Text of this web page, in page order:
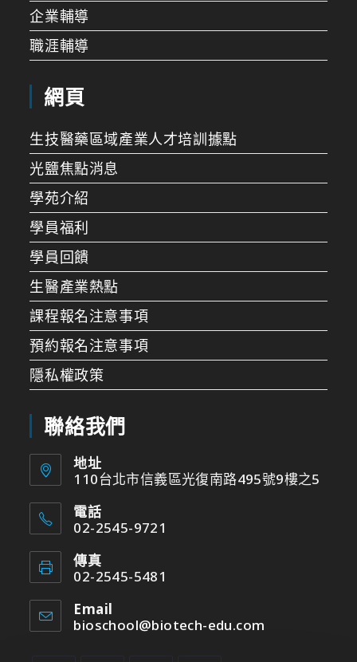
企業輔導
職涯輔導
網頁
生技醫藥區域產業人才培訓據點
光鹽焦點消息
學苑介紹
學員福利
學員回饋
生醫產業熱點
課程報名注意事項
預約報名注意事項
隱私權政策
聯絡我們
地址
110台北市信義區光復南路495號9樓之5
電話
02-2545-9721
傳真
02-2545-5481
Email
bioschool@biotech-edu.com